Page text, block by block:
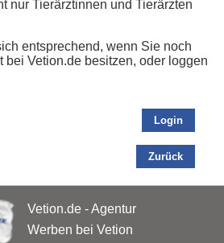
nur Tierärztinnen und Tierärzten
entsprechend, wenn Sie noch
bei Vetion.de besitzen, oder loggen
Login
Zurück
Vetion.de - Agentur
Werben bei Vetion